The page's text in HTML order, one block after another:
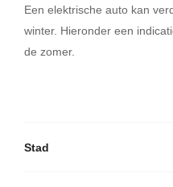
Een elektrische auto kan
winter. Hieronder een
de zomer.
Stad